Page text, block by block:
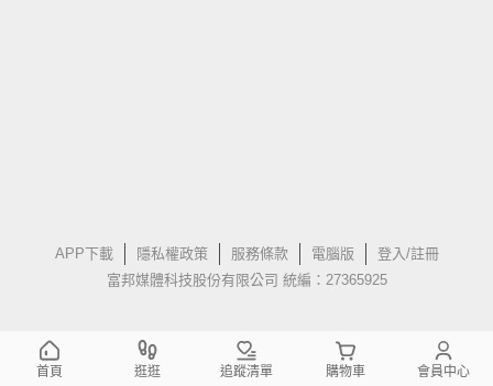
APP下載 隱私權政策 服務條款 電腦版
登入/註冊
富邦媒體科技股份有限公司 統編：27365925
首頁 逛逛 追蹤清單 購物車 會員中心